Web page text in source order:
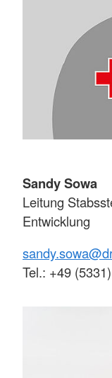
Sandy Sowa
Leitung
Entwicklung
Tel.: +49